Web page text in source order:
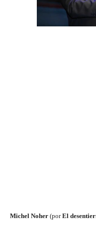
Michel Noher (porEl